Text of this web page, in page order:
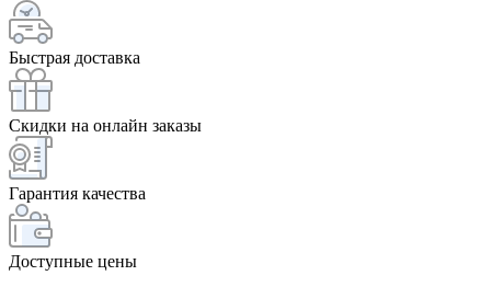
Быстрая доставка
Скидки на онлайн заказы
Гарантия качества
Доступные цены